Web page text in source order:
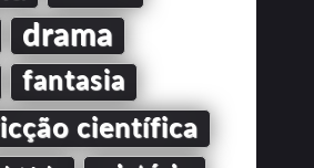
drama
fantasia
científica